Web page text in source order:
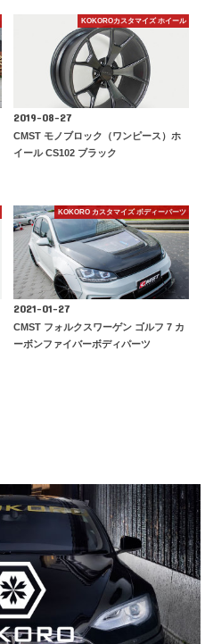
KOKOROカスタマイズ ホイール
2019-08-27
CMST モノブロック（ワンピース）ホ
イール CS102 ブラック
KOKORO カスタマイズ ボディーパーツ
2021-01-27
CMST フォルクスワーゲン ゴルフ 7 カ
ーボンファイバーボディパーツ